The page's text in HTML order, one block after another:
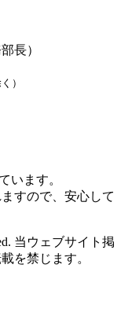
長）
）
います。
すので、安心して
当ウェブサイト掲
を禁じます。